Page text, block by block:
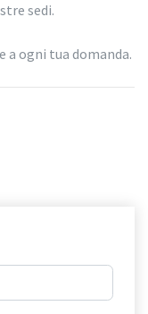
sedi.
a ogni tua domanda.